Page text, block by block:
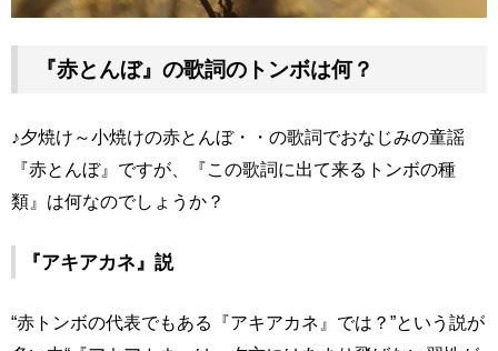
『赤とんぼ』の歌詞のトンボは何？
♪夕焼け～小焼けの赤とんぼ・・の歌詞でおなじみの童謡
『赤とんぼ』ですが、『この歌詞に出て来るトンボの種
類』は何なのでしょうか？
『アキアカネ』説
“赤トンボの代表でもある『アキアカネ』では？”という説が